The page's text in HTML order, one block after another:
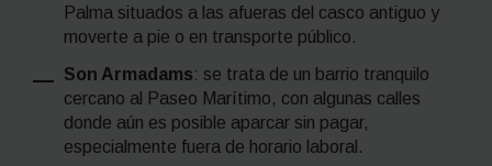
Palma situados a las afueras del casco antiguo y
moverte a pie o en transporte público.
Son Armadams: se trata de un barrio tranquilo
cercano al Paseo Marítimo, con algunas calles
donde aún es posible aparcar sin pagar,
especialmente fuera de horario laboral.